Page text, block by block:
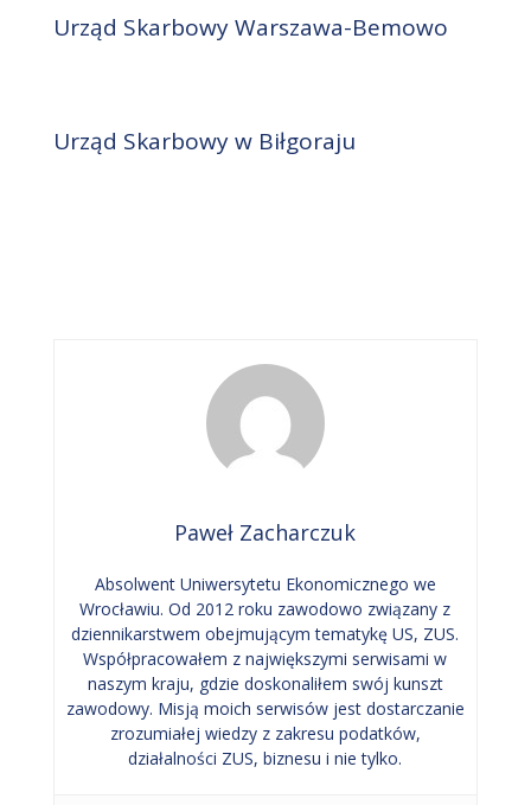
Urząd Skarbowy Warszawa-Bemowo
Urząd Skarbowy w Biłgoraju
Paweł Zacharczuk
Absolwent Uniwersytetu Ekonomicznego we
Wrocławiu. Od 2012 roku zawodowo związany z
dziennikarstwem obejmującym tematykę US, ZUS.
Współpracowałem z największymi serwisami w
naszym kraju, gdzie doskonaliłem swój kunszt
zawodowy. Misją moich serwisów jest dostarczanie
zrozumiałej wiedzy z zakresu podatków,
działalności ZUS, biznesu i nie tylko.